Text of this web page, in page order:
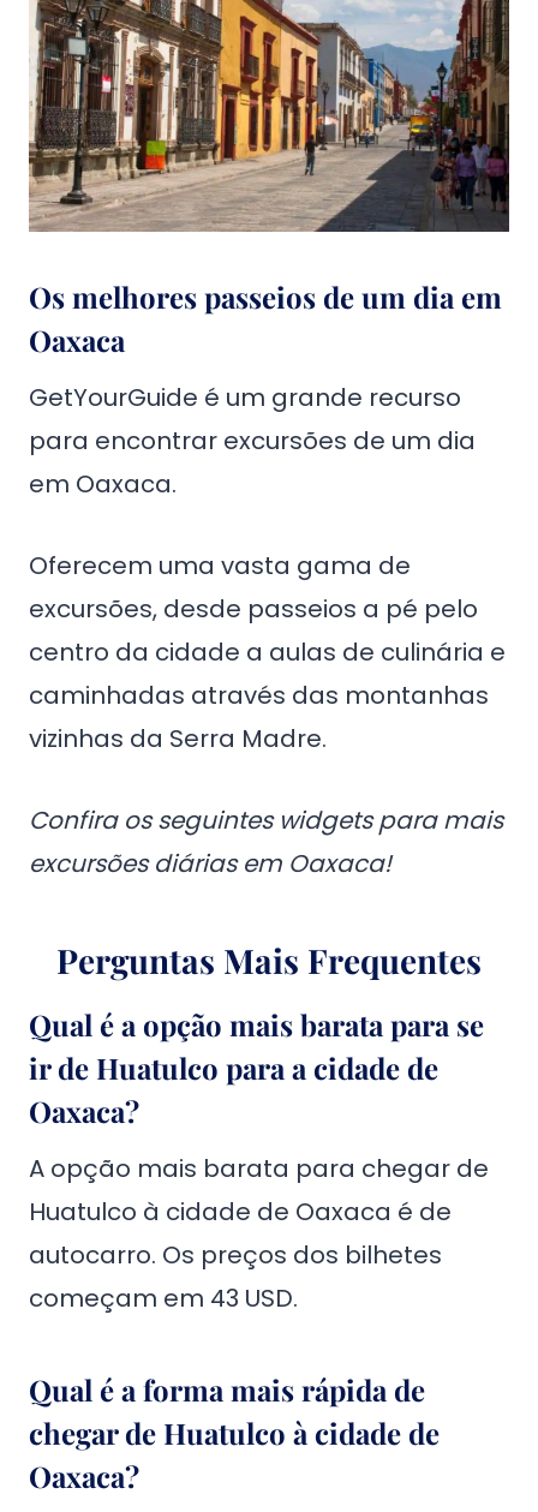
Os melhores passeios de um dia em
Oaxaca
GetYourGuide é um grande recurso
para encontrar excursões de um dia
em Oaxaca.
Oferecem uma vasta gama de
excursões, desde passeios a pé pelo
centro da cidade a aulas de culinária e
caminhadas através das montanhas
vizinhas da Serra Madre.
Confira os seguintes widgets para mais
excursões diárias em Oaxaca!
Perguntas Mais Frequentes
Qual é a opção mais barata para se
ir de Huatulco para a cidade de
Oaxaca?
A opção mais barata para chegar de
Huatulco à cidade de Oaxaca é de
autocarro. Os preços dos bilhetes
começam em 43 USD.
Qual é a forma mais rápida de
chegar de Huatulco à cidade de
Oaxaca?